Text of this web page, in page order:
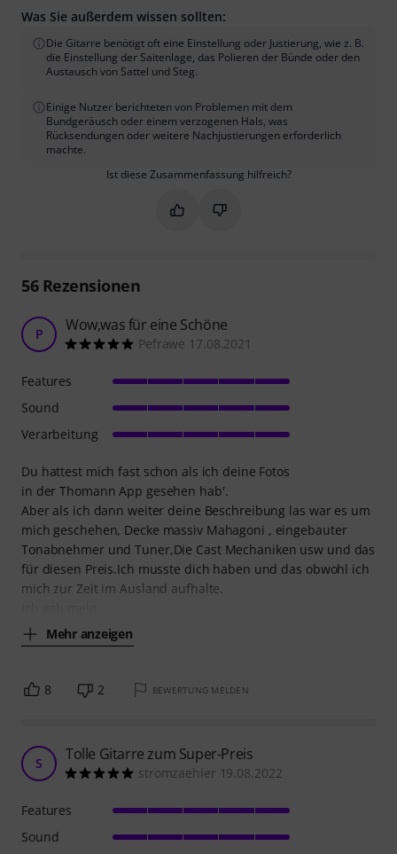
Was Sie außerdem wissen sollten:
Die Gitarre benötigt oft eine Einstellung oder Justierung, wie z. B.
die Einstellung der Saitenlage, das Polieren der Bünde oder den
Austausch von Sattel und Steg.
Einige Nutzer berichteten von Problemen mit dem
Bundgeräusch oder einem verzogenen Hals, was
Rücksendungen oder weitere Nachjustierungen erforderlich
machte.
Ist diese Zusammenfassung hilfreich?
Markieren Sie diese
Markieren Sie diese
56Rezensionen
P Wow,was für eine Schöne
Pefrawe 17.08.2021
Du hattest mich fast schon als ich deine Fotos
in der Thomann App gesehen hab'.
Aber als ich dann weiter deine Beschreibung las war es um
mich geschehen, Decke massiv Mahagoni , eingebauter
Tonabnehmer und Tuner,Die Cast Mechaniken usw und das
für diesen Preis.Ich musste dich haben und das obwohl ich
mich zur Zeit im Ausland aufhalte.
Mehr anzeigen
Features
Sound
Verarbeitung
8 2 BEWERTUNG MELDEN
S Tolle Gitarre zum Super-Preis
stromzaehler 19.08.2022
Features
Sound